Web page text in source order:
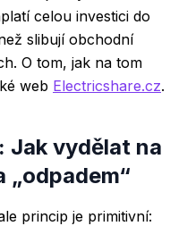
celou investici do
slibují obchodní
O tom, jak na tom
web Electricshare.cz.
Jak vydělat na
„odpadem“
princip je primitivní: